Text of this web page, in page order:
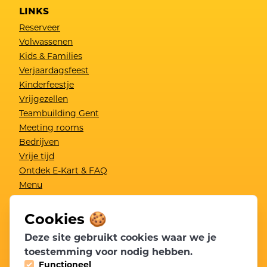
Cookies 🍪
Deze site gebruikt cookies waar we je
toestemming voor nodig hebben.
LINKS
Reserveer
Volwassenen
Kids & Families
Verjaardagsfeest
Kinderfeestje
Vrijgezellen
Teambuilding Gent
Meeting rooms
Bedrijven
Vrije tijd
Ontdek E-Kart & FAQ
Menu
Contact
Resultaten
Lid worden